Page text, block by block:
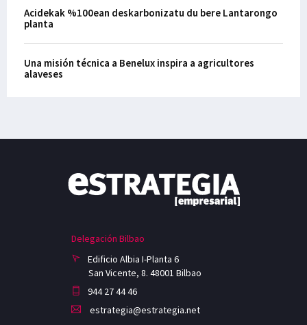
Acidekak %100ean deskarbonizatu du bere Lantarongo
planta
Una misión técnica a Benelux inspira a agricultores
alaveses
Delegación Bilbao
Edificio Albia I-Planta 6
San Vicente, 8. 48001 Bilbao
944 27 44 46
estrategia@estrategia.net